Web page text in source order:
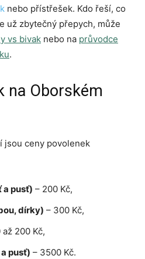
nebo přístřešek. Kdo řeší, co
už zbytečný přepych, může
vs bivak nebo na průvodce
.
na Oborském
jsou ceny povolenek
a pusť) – 200 Kč,
dírky) – 300 Kč,
až 200 Kč,
pusť) – 3500 Kč.